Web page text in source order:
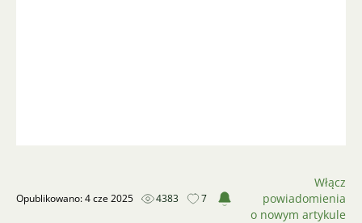
Opublikowano: 4 cze 2025 4383 7
Włącz
powiadomienia
o nowym artykule